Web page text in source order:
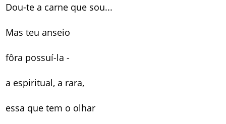
Dou-te a carne que sou...
Mas teu anseio
fôra possuí-la -
a espiritual, a rara,
essa que tem o olhar